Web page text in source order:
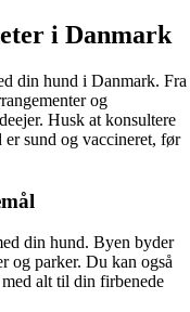
i Danmark
din hund i Danmark. Fra
og
Husk at konsultere
sund og vaccineret, før
din hund. Byen byder
og parker. Du kan også
alt til din firbenede